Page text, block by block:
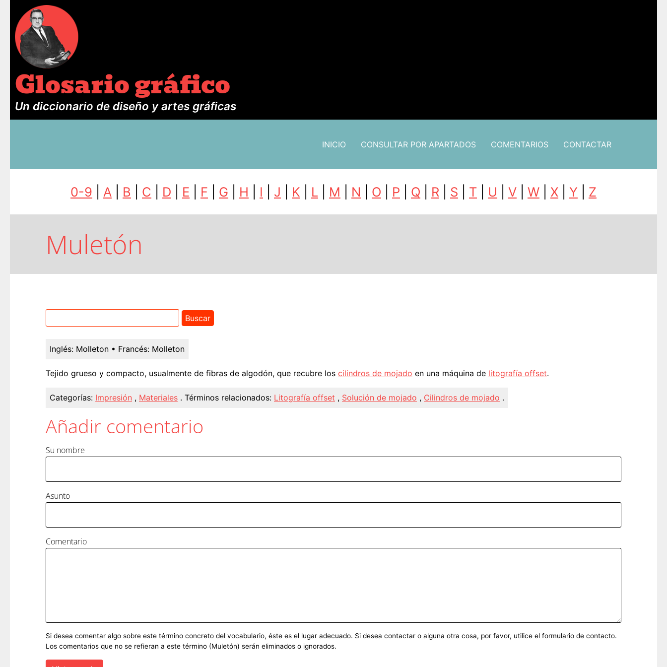
Glosario gráfico
Un diccionario de diseño y artes gráficas
INICIO CONSULTAR POR APARTADOS COMENTARIOS CONTACTAR
0-9 A B C D E F G H I J K L M N O P Q R S T U V W X Y Z
Muletón
Inglés: Molleton • Francés: Molleton
Tejido grueso y compacto, usualmente de fibras de algodón, que recubre los cilindros de mojado en una máquina de litografía offset.
Categorías: Impresión , Materiales . Términos relacionados: Litografía offset , Solución de mojado , Cilindros de mojado .
Añadir comentario
Su nombre
Asunto
Comentario
Si desea comentar algo sobre este término concreto del vocabulario, éste es el lugar adecuado. Si desea contactar o alguna otra cosa, por favor, utilice el formulario de contacto.
Los comentarios que no se refieran a este término (Muletón) serán eliminados o ignorados.